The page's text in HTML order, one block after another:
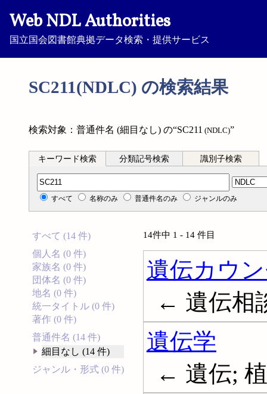
Web NDL Authorities
国立国会図書館典拠データ検索・提供サービス
SC211(NDLC) の検索結果
検索対象：普通件名 (細目なし) の“SC211 (NDLC)”
キーワード検索 分類記号検索 識別子検索
分類記号検索
すべて 名称のみ 普通件名のみ ジャンルのみ
すべて (14 件)
個人名 (0 件)
家族名 (0 件)
団体名 (0 件)
地名 (0 件)
統一タイトル (0 件)
著作 (0 件)
普通件名 (14 件)
細目なし (14 件)
ジャンル・形式 (0 件)
14件中 1 - 14 件目
遺伝カウ
← 遺伝相
遺伝学
← 遺伝;